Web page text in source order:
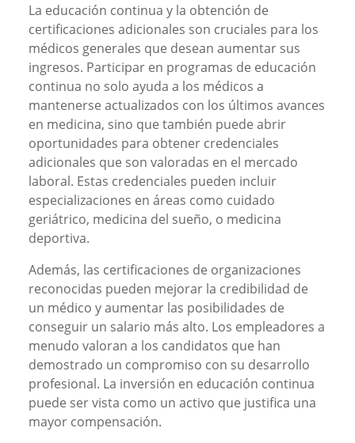
La educación continua y la obtención de
certificaciones adicionales son cruciales para los
médicos generales que desean aumentar sus
ingresos. Participar en programas de educación
continua no solo ayuda a los médicos a
mantenerse actualizados con los últimos avances
en medicina, sino que también puede abrir
oportunidades para obtener credenciales
adicionales que son valoradas en el mercado
laboral. Estas credenciales pueden incluir
especializaciones en áreas como cuidado
geriátrico, medicina del sueño, o medicina
deportiva.
Además, las certificaciones de organizaciones
reconocidas pueden mejorar la credibilidad de
un médico y aumentar las posibilidades de
conseguir un salario más alto. Los empleadores a
menudo valoran a los candidatos que han
demostrado un compromiso con su desarrollo
profesional. La inversión en educación continua
puede ser vista como un activo que justifica una
mayor compensación.